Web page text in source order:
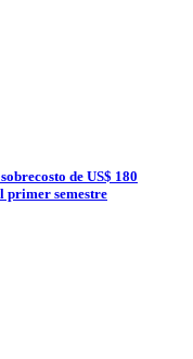
de US$ 180
primer semestre